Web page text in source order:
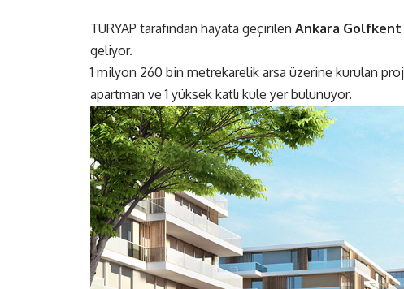
TURYAP tarafından hayata geçirilen Ankara Golfkent
geliyor.
1 milyon 260 bin metrekarelik arsa üzerine kurulan
apartman ve 1 yüksek katlı kule yer bulunuyor.